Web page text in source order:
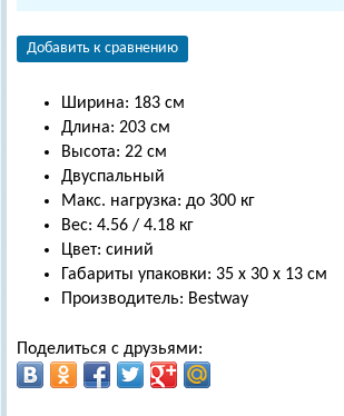
Добавить к сравнению
Ширина: 183 см
Длина: 203 см
Высота: 22 см
Двуспальный
Макс. нагрузка: до 300 кг
Вес: 4.56 / 4.18 кг
Цвет: синий
Габариты упаковки: 35 х 30 х 13 см
Производитель: Bestway
Поделиться с друзьями: